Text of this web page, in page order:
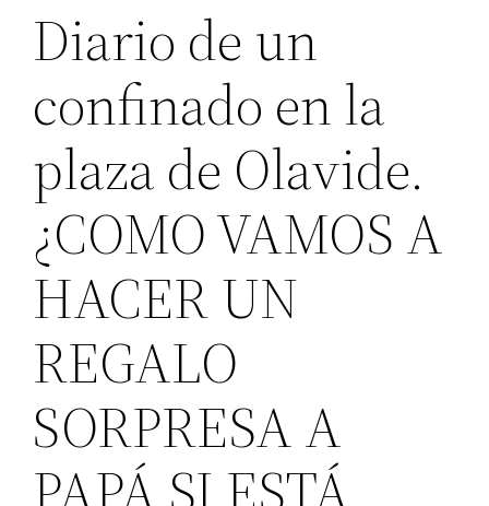
Diario de un
confinado en la
plaza de Olavide.
¿COMO VAMOS A
HACER UN
REGALO
SORPRESA A